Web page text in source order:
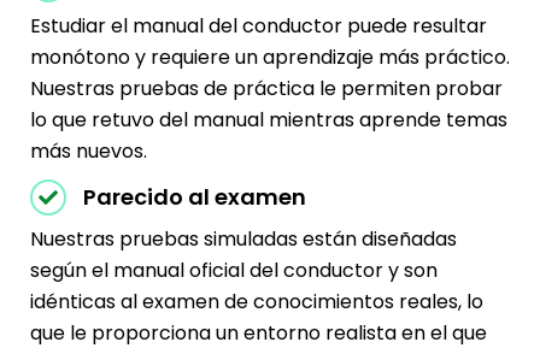
Estudiar el manual del conductor puede resultar
monótono y requiere un aprendizaje más práctico.
Nuestras pruebas de práctica le permiten probar
lo que retuvo del manual mientras aprende temas
más nuevos.
Parecido al examen
Nuestras pruebas simuladas están diseñadas
según el manual oficial del conductor y son
idénticas al examen de conocimientos reales, lo
que le proporciona un entorno realista en el que